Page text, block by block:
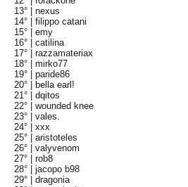
13° |nexus
14° |filippo catani
15° |emy
16° |catilina
17° |razzamateriax
18° |mirko77
19° |paride86
20° |
bella earl!
21° |dqitos
22° |wounded knee
23° |vales.
24° |xxx
25° |aristoteles
26° |valyvenom
27° |rob8
28° |jacopo b98
29° |dragonia